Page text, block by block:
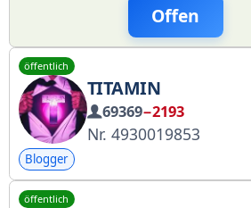
Offen
öffentlich
TITAMIN
69369−2193
Nr. 4930019853
Blogger
öffentlich